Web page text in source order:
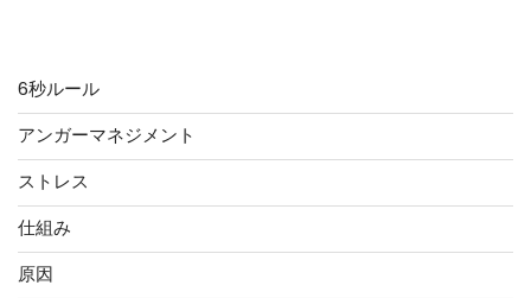
6秒ルール
アンガーマネジメント
ストレス
仕組み
原因